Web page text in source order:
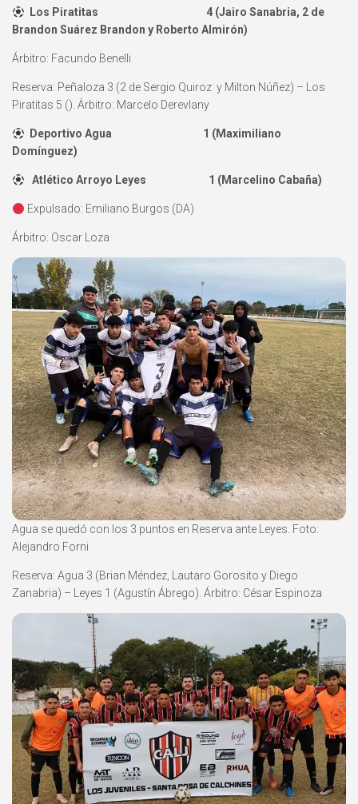
Los Piratitas 4 (Jairo Sanabria, 2 de
Brandon Suárez Brandon y Roberto Almirón)
Árbitro: Facundo Benelli
Reserva: Peñaloza 3 (2 de Sergio Quiroz y Milton Núñez) – Los
Piratitas 5 (). Árbitro: Marcelo Derevlany
Deportivo Agua 1 (Maximiliano
Domínguez)
Atlético Arroyo Leyes 1 (Marcelino Cabaña)
Expulsado: Emiliano Burgos (DA)
Árbitro: Oscar Loza
Agua se quedó con los 3 puntos en Reserva ante Leyes. Foto:
Alejandro Forni
Reserva: Agua 3 (Brian Méndez, Lautaro Gorosito y Diego
Zanabria) – Leyes 1 (Agustín Ábrego). Árbitro: César Espinoza